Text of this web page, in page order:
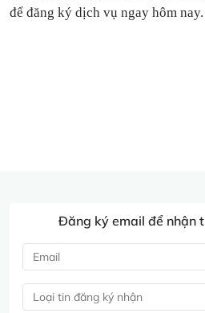
để đăng ký dịch vụ ngay hôm nay.
Đăng ký email để nhận
Loại tin đăng ký nhận